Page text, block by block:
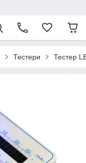
Тестери Тестер